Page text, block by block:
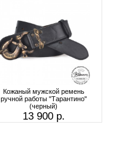
Кожаный мужской ремень
ручной работы "Тарантино"
(черный)
13 900 р.